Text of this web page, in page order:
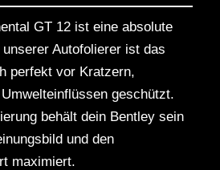
GT 12 ist eine absolute
Autofolierer ist das
perfekt vor Kratzern,
geschützt.
behält dein Bentley sein
und den
maximiert.